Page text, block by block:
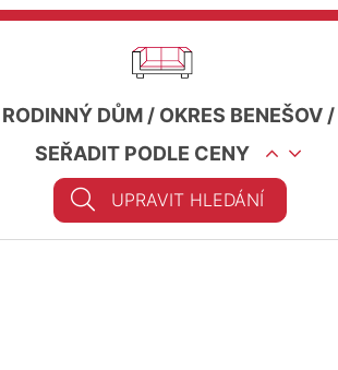
RODINNÝ DŮM/ OKRES BENEŠOV/
SEŘADIT PODLE CENY
UPRAVIT HLEDÁNÍ